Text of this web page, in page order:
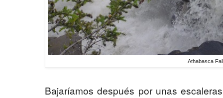
Athabasca
Bajaríamos después por unas